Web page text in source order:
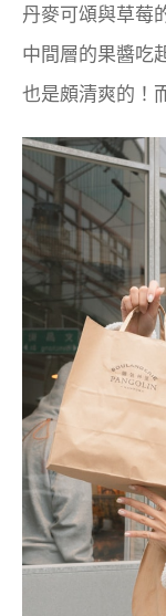
丹麥可頌與草莓
中間層的果醬吃
也是頗清爽的！